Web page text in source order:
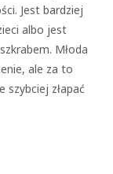
Jest bardziej
albo jest
Młoda
ale za to
złapać